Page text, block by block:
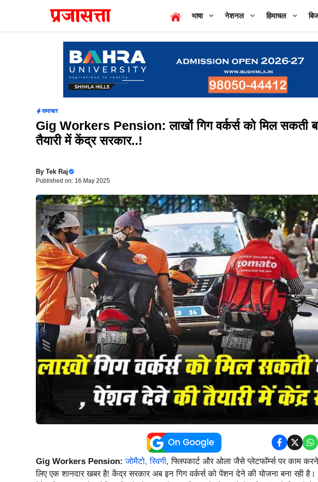
content
भाषा नेशनल हिमाचल
समाचार
Gig Workers Pension: लाखों गिग वर्कर्स को मिल सकती
तैयारी में केंद्र सरकार..!
By Tek Raj
Published on: 16 May 2025
Gig Workers Pension: जोमैटो, स्विगी, फ्लिपकार्ट और ओला जैसे प्लेटफॉर्म्स पर काम
लिए एक शानदार खबर है! केंद्र सरकार अब इन गिग वर्कर्स को पेंशन देने की योजना बना रही